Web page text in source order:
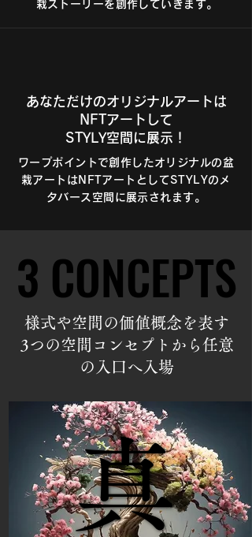
栽ストーリーを創作していきます。
​あなただけのオリジナルアートは
NFTアートして
STYLY空間に展示！
ワープポイントで創作したオリジナルの盆
栽アートはNFTアートとしてSTYLYのメ
タバース空間に展示されます。
3 CONCEPTS
3 CONCEPTS
様式や空間の価値概念を表す
3つの空間コンセプトから任意
の入口へ入場
真
真